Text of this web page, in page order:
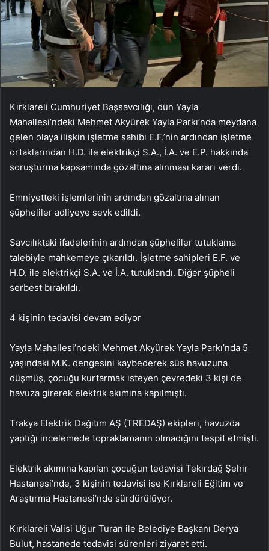
Kırklareli Cumhuriyet Başsavcılığı, dün Yayla
Mahallesi’ndeki Mehmet Akyürek Yayla Parkı’nda meydana
gelen olaya ilişkin işletme sahibi E.F.’nin ardından işletme
ortaklarından H.D. ile elektrikçi S.A., İ.A. ve E.P. hakkında
soruşturma kapsamında gözaltına alınması kararı verdi.
Emniyetteki işlemlerinin ardından gözaltına alınan
şüpheliler adliyeye sevk edildi.
Savcılıktaki ifadelerinin ardından şüpheliler tutuklama
talebiyle mahkemeye çıkarıldı. İşletme sahipleri E.F. ve
H.D. ile elektrikçi S.A. ve İ.A. tutuklandı. Diğer şüpheli
serbest bırakıldı.
4 kişinin tedavisi devam ediyor
Yayla Mahallesi’ndeki Mehmet Akyürek Yayla Parkı’nda 5
yaşındaki M.K. dengesini kaybederek süs havuzuna
düşmüş, çocuğu kurtarmak isteyen çevredeki 3 kişi de
havuza girerek elektrik akımına kapılmıştı.
Trakya Elektrik Dağıtım AŞ (TREDAŞ) ekipleri, havuzda
yaptığı incelemede topraklamanın olmadığını tespit etmişti.
Elektrik akımına kapılan çocuğun tedavisi Tekirdağ Şehir
Hastanesi’nde, 3 kişinin tedavisi ise Kırklareli Eğitim ve
Araştırma Hastanesi’nde sürdürülüyor.
Kırklareli Valisi Uğur Turan ile Belediye Başkanı Derya
Bulut, hastanede tedavisi sürenleri ziyaret etti.